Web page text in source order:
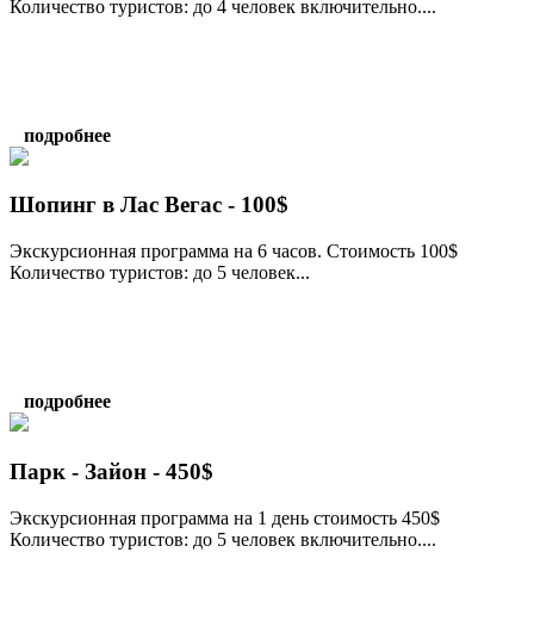
Количество туристов: до 4 человек включительно....
подробнее
Шопинг в Лас Вегас - 100$
Экскурсионная программа на 6 часов. Стоимость 100$
Количество туристов: до 5 человек...
подробнее
Парк - Зайон - 450$
Экскурсионная программа на 1 день стоимость 450$
Количество туристов: до 5 человек включительно....